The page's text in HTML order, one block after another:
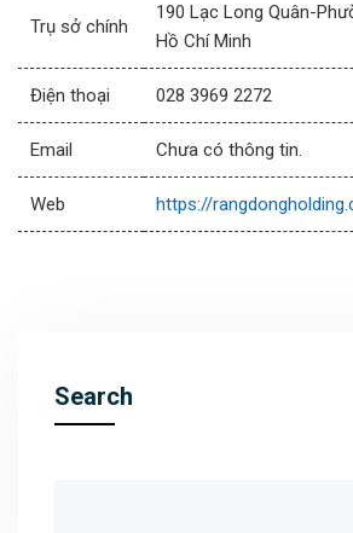
Trụ sở chính
190 Lạc Long Quân-
Hồ Chí Minh
Điện thoại 028 3969 2272
Email Chưa có thông tin.
Web https://
Search